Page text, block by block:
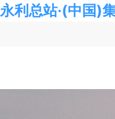
永利总站·(中国)